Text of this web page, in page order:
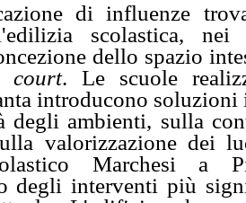
di influenze
scolastica, nei
dello spazio
court. Le scuole
introducono
degli ambienti, sulla
valorizzazione dei
Marchesi a
degli interventi più